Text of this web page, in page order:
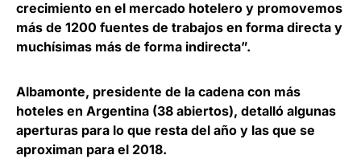
crecimiento en el mercado hotelero y promovemos
más de 1200 fuentes de trabajos en forma directa y
muchísimas más de forma indirecta”.
Albamonte, presidente de la cadena con más
hoteles en Argentina (38 abiertos), detalló algunas
aperturas para lo que resta del año y las que se
aproximan para el 2018.